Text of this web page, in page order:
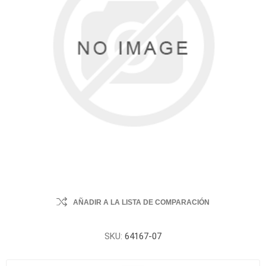
AÑADIR A LA LISTA DE COMPARACIÓN
SKU: 64167-07